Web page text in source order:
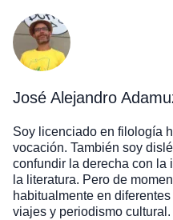
José Alejandro
Soy licenciado en filología
vocación. También soy
confundir la derecha con la
la literatura. Pero de
habitualmente en
viajes y periodismo